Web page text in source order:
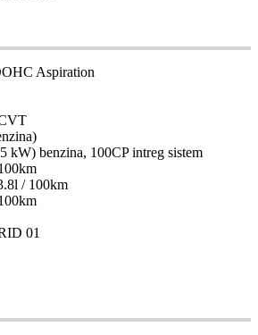
Aspiration
kW) benzina, 100CP intreg sistem
/ 100km
01